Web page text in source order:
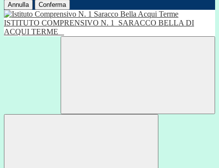
Annulla Conferma
ISTITUTO COMPRENSIVO N. 1
SARACCO BELLA DI
ACQUI TERME